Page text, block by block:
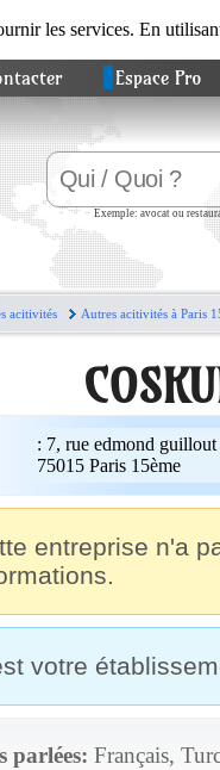
les services. En
Espace Pro
Exemple: avocat ou
acitivités Autres acitivités à Paris
: 7, rue edmond guillout
75015 Paris 15ème
entreprise n'a
votre
parlées: Français,